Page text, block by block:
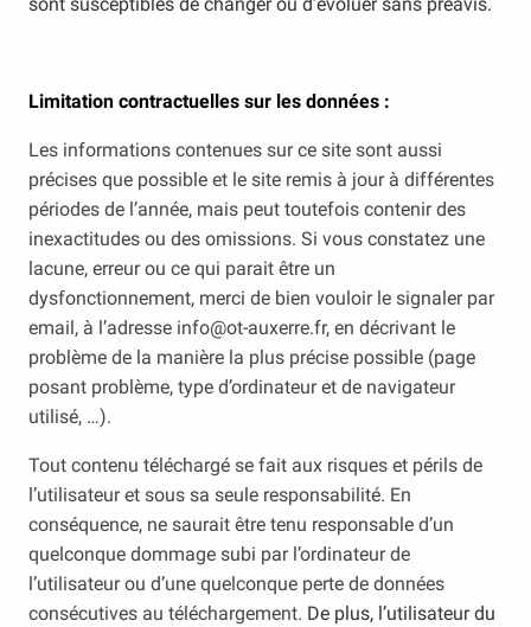
Limitation contractuelles sur les données :
Les informations contenues sur ce site sont aussi
précises que possible et le site remis à jour à différentes
périodes de l’année, mais peut toutefois contenir des
inexactitudes ou des omissions. Si vous constatez une
lacune, erreur ou ce qui parait être un
dysfonctionnement, merci de bien vouloir le signaler par
email, à l’adresse info@ot-auxerre.fr, en décrivant le
problème de la manière la plus précise possible (page
posant problème, type d’ordinateur et de navigateur
utilisé, …).
Tout contenu téléchargé se fait aux risques et périls de
l’utilisateur et sous sa seule responsabilité. En
conséquence, ne saurait être tenu responsable d’un
quelconque dommage subi par l’ordinateur de
l’utilisateur ou d’une quelconque perte de données
consécutives au téléchargement. De plus, l’utilisateur du